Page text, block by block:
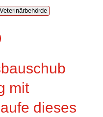
Veterinärbehörde
mit
dieses